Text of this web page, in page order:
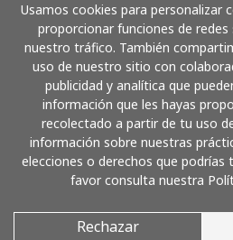
Usamos cookies para personalizar
proporcionar funciones de redes
nuestro tráfico. También
uso de nuestro sitio con
publicidad y analítica que
información que les hayas
recolectado a partir de tu uso
información sobre nuestras
elecciones o derechos que
favor consulta nuestra
Rechazar
Cómo funciona
Paga con
© 2026